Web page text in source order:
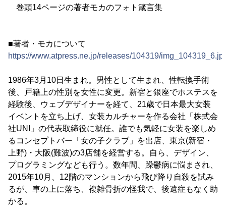
巻頭14ページの著者モカのフォト箴言集
■著者・モカについて
https://www.atpress.ne.jp/releases/104319/
1986年3月10日生まれ。男性として生まれ、性転換手術
後、戸籍上の性別を女性に変更。新宿と銀座でホステスを
経験後、ウェブデザイナーを経て、21歳で日本最大女装
イベントを立ち上げ、女装カルチャーを作る会社「株式会
社UNI」の代表取締役に就任。誰でも気軽に女装を楽しめ
るコンセプトバー「女の子クラブ」を出店、東京(新宿・
上野)・大阪(難波)の3店舗を経営する。自ら、デザイン、
プログラミングなども行う。数年間、躁鬱病に悩まされ、
2015年10月、12階のマンションから飛び降り自殺を試み
るが、車の上に落ち、複雑骨折の怪我で、後遺症もなく助
かる。